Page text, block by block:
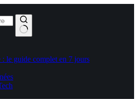
le guide complet en 7 jours